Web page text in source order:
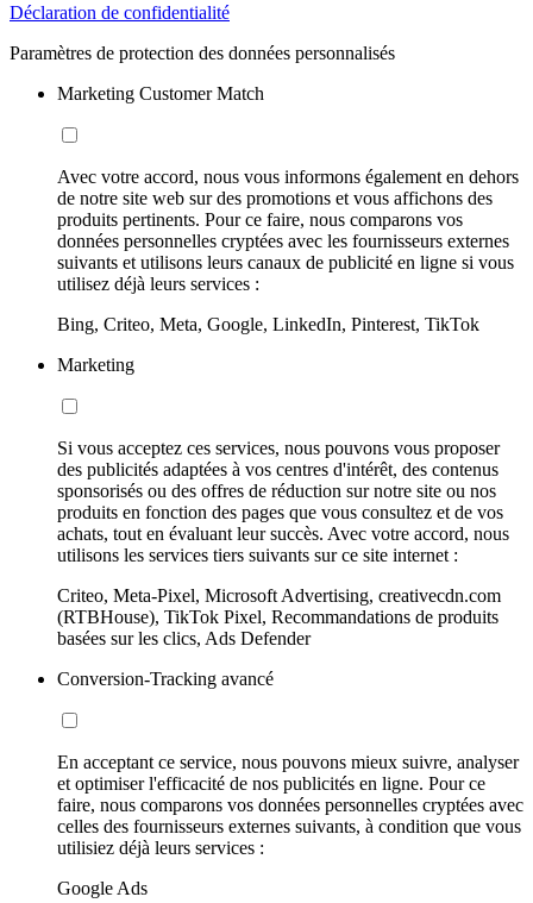
Déclaration de confidentialité
Paramètres de protection des données personnalisés
Marketing Customer Match
Avec votre accord, nous vous informons également en dehors
de notre site web sur des promotions et vous affichons des
produits pertinents. Pour ce faire, nous comparons vos
données personnelles cryptées avec les fournisseurs externes
suivants et utilisons leurs canaux de publicité en ligne si vous
utilisez déjà leurs services :
Bing, Criteo, Meta, Google, LinkedIn, Pinterest, TikTok
Marketing
Si vous acceptez ces services, nous pouvons vous proposer
des publicités adaptées à vos centres d'intérêt, des contenus
sponsorisés ou des offres de réduction sur notre site ou nos
produits en fonction des pages que vous consultez et de vos
achats, tout en évaluant leur succès. Avec votre accord, nous
utilisons les services tiers suivants sur ce site internet :
Criteo, Meta-Pixel, Microsoft Advertising, creativecdn.com
(RTBHouse), TikTok Pixel, Recommandations de produits
basées sur les clics, Ads Defender
Conversion-Tracking avancé
En acceptant ce service, nous pouvons mieux suivre, analyser
et optimiser l'efficacité de nos publicités en ligne. Pour ce
faire, nous comparons vos données personnelles cryptées avec
celles des fournisseurs externes suivants, à condition que vous
utilisiez déjà leurs services :
Google Ads